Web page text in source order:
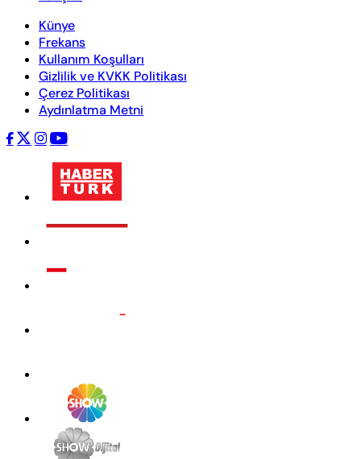
Künye
Frekans
Kullanım Koşulları
Gizlilik ve KVKK Politikası
Çerez Politikası
Aydınlatma Metni